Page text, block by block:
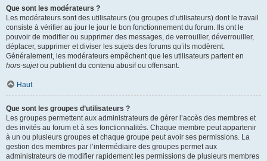
Que sont les modérateurs ?
Les modérateurs sont des utilisateurs (ou groupes d’utilisateurs) dont le travail
consiste à vérifier au jour le jour le bon fonctionnement du forum. Ils ont le
pouvoir de modifier ou supprimer des messages, de verrouiller, déverrouiller,
déplacer, supprimer et diviser les sujets des forums qu’ils modèrent.
Généralement, les modérateurs empêchent que les utilisateurs partent en
hors-sujetou publient du contenu abusif ou offensant.
Haut
Que sont les groupes d’utilisateurs ?
Les groupes permettent aux administrateurs de gérer l’accès des membres et
des invités au forum et à ses fonctionnalités. Chaque membre peut appartenir
à un ou plusieurs groupes et chaque groupe peut avoir ses permissions. La
gestion des membres par l’intermédiaire des groupes permet aux
administrateurs de modifier rapidement les permissions de plusieurs membres